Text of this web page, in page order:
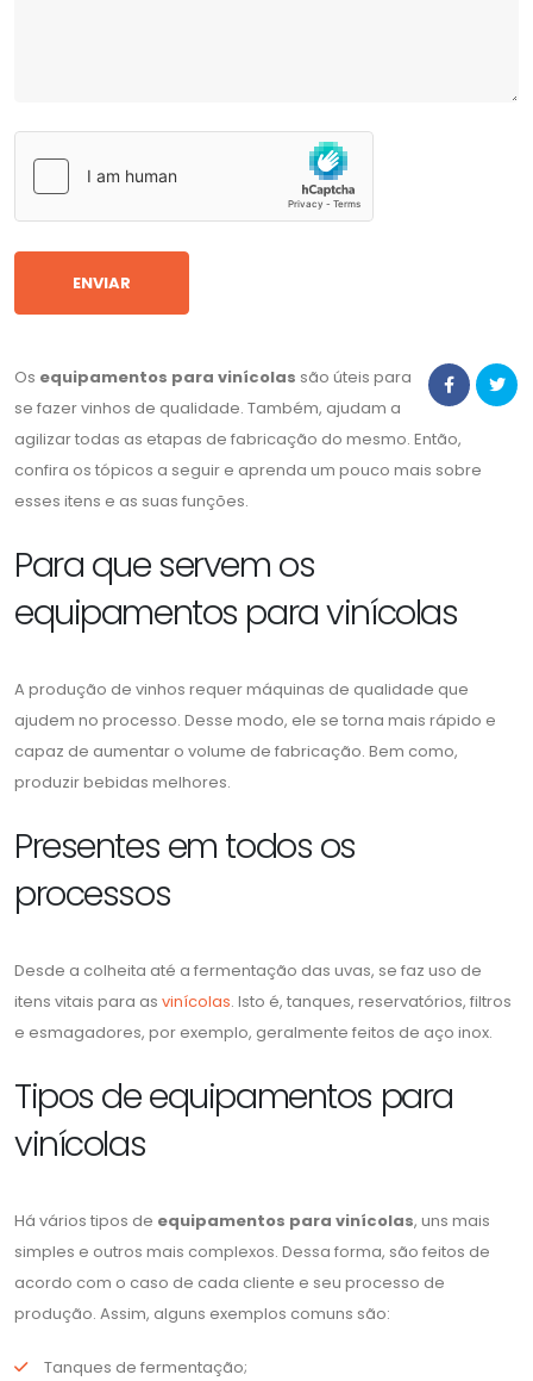
Os equipamentos para vinícolas são úteis para
se fazer vinhos de qualidade. Também, ajudam a
agilizar todas as etapas de fabricação do mesmo. Então,
confira os tópicos a seguir e aprenda um pouco mais sobre
esses itens e as suas funções.
Para que servem os
equipamentos para vinícolas
A produção de vinhos requer máquinas de qualidade que
ajudem no processo. Desse modo, ele se torna mais rápido e
capaz de aumentar o volume de fabricação. Bem como,
produzir bebidas melhores.
Presentes em todos os
processos
Desde a colheita até a fermentação das uvas, se faz uso de
itens vitais para as vinícolas. Isto é, tanques, reservatórios, filtros
e esmagadores, por exemplo, geralmente feitos de aço inox.
Tipos de equipamentos para
vinícolas
Há vários tipos de equipamentos para vinícolas, uns mais
simples e outros mais complexos. Dessa forma, são feitos de
acordo com o caso de cada cliente e seu processo de
produção. Assim, alguns exemplos comuns são:
Tanques de fermentação;